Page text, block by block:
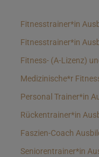
Fitnesstrainer*in
Fitnesstrainer*in
Fitness- (A-Lizenz)
Medizinische*r
Personal Trainer*in
Rückentrainer*in
Faszien-Coach
Seniorentrainer*in